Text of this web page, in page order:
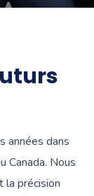
années dans
Canada. Nous
la précision